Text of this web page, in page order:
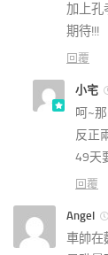
加上孔
期待!!!
回覆
小宅
呵~
反正
49天
回覆
Angel
車帥在